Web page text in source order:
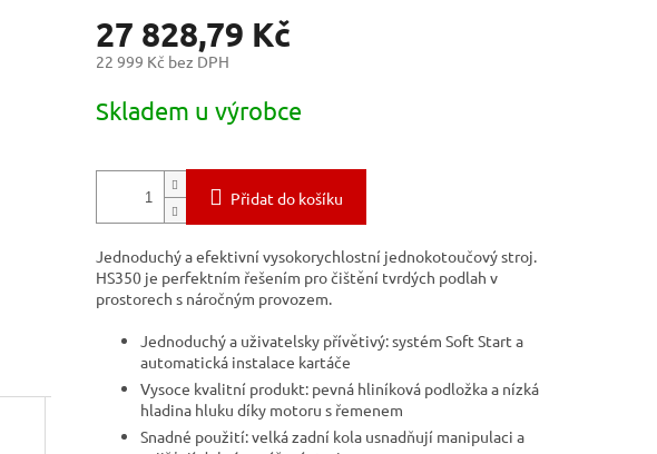
27 828,79 Kč
22 999 Kč bez DPH
cena:
Skladem u výrobce
Přidat do košíku
Jednoduchý a efektivní vysokorychlostní jednokotoučový stroj.
HS350 je perfektním řešením pro čištění tvrdých podlah v
prostorech s náročným provozem.
Jednoduchý a uživatelsky přívětivý: systém Soft Start a
automatická instalace kartáče
Vysoce kvalitní produkt: pevná hliníková podložka a nízká
hladina hluku díky motoru s řemenem
Snadné použití: velká zadní kola usnadňují manipulaci a